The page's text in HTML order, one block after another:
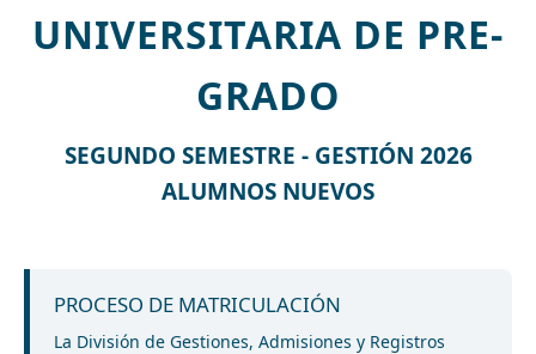
UNIVERSITARIA DE PRE-
GRADO
SEGUNDO SEMESTRE - GESTIÓN 2026
ALUMNOS NUEVOS
PROCESO DE MATRICULACIÓN
La División de Gestiones, Admisiones y Registros